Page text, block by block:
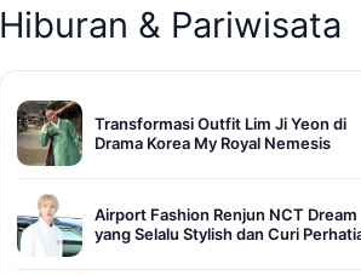
Hiburan & Pariwisata
Transformasi Outfit Lim Ji Yeon di
Drama Korea My Royal Nemesis
Airport Fashion Renjun NCT Dream
yang Selalu Stylish dan Curi